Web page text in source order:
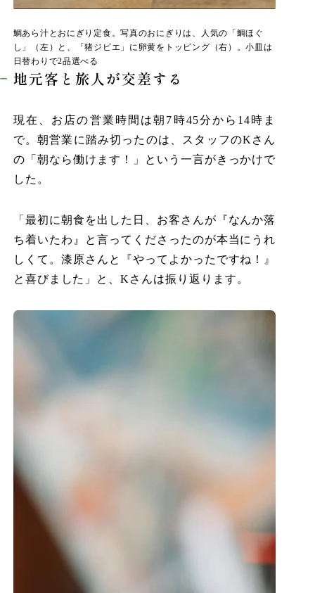
鯛あら汁とおにぎり定食。写真のおにぎりは、人気の「鯛ほぐ
し」（左）と、「猪ジビエ」に卵黄をトッピング（右）。小皿は
日替わりで2品選べる
地元客と旅人が交差する
現在、お店の営業時間は朝7時45分から14時ま
で。朝営業に踏み切ったのは、スタッフのKさん
の「朝なら働けます！」という一言がきっかけで
した。
「最初に朝食を出した日、お客さんが『なんか落
ち着いたわ』と言ってくださったのが本当にうれ
しくて。漆原さんと『やってよかったですね！』
と喜びました」と、Kさんは振り返ります。